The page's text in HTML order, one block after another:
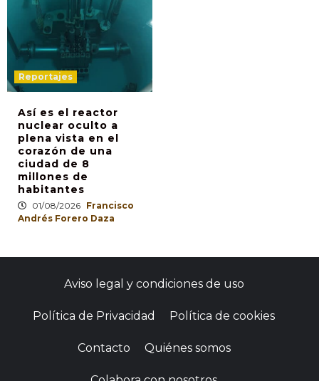
Reportajes
Así es el reactor
nuclear oculto a
plena vista en el
corazón de una
ciudad de 8
millones de
habitantes
01/08/2026 Francisco
Andrés Forero Daza
Aviso legal y condiciones de uso
Política de Privacidad Política de cookies
Contacto Quiénes somos